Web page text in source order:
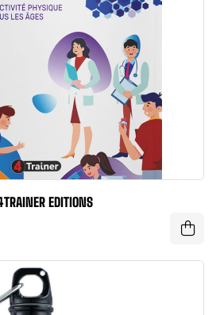
EDITIONS